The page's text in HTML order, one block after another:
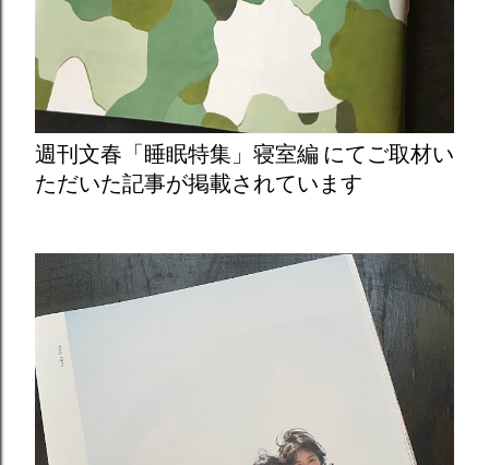
週刊文春「睡眠特集」寝室編 にてご取材い
ただいた記事が掲載されています